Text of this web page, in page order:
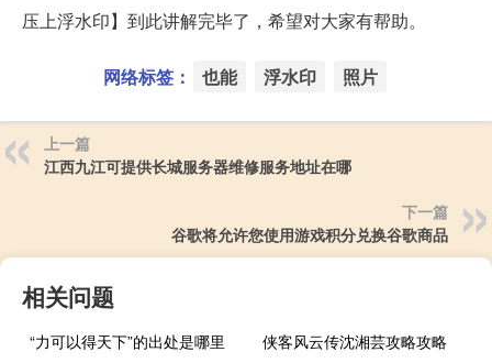
压上浮水印】到此讲解完毕了，希望对大家有帮助。
网络标签： 也能 浮水印 照片
上一篇
江西九江可提供长城服务器维修服务地址在哪
下一篇
谷歌将允许您使用游戏积分兑换谷歌商品
相关问题
“力可以得天下”的出处是哪里
侠客风云传沈湘芸攻略攻略